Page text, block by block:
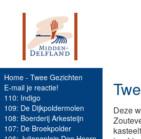
Home - Twee Gezichten
E-mail je reactie!
110: Indigo
109: De Dijkpoldermolen
108: Boerderij Arkesteijn
107: De Broekpolder
Deze